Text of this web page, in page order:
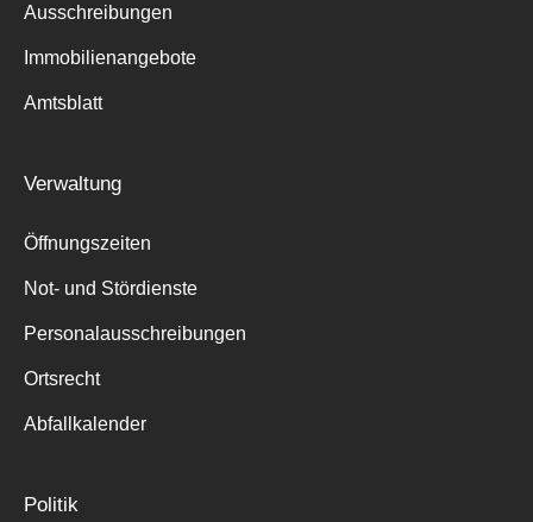
Ausschreibungen
Immobilienangebote
Amtsblatt
Verwaltung
Öffnungszeiten
Not- und Stördienste
Personalausschreibungen
Ortsrecht
Abfallkalender
Politik